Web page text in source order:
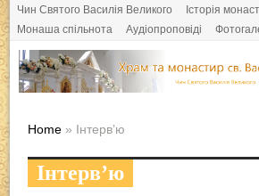
Чин Святого Василія Великого
Історія
Монаша спільнота
Аудіопроповіді
Home » Інтерв’ю
Інтерв’ю